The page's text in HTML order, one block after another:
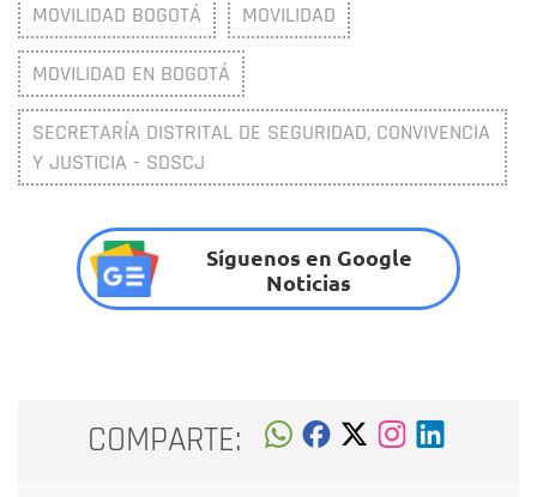
MOVILIDAD BOGOTÁ MOVILIDAD
MOVILIDAD EN BOGOTÁ
SECRETARÍA DISTRITAL DE SEGURIDAD, CONVIVENCIA
Y JUSTICIA - SDSCJ
Síguenos en Google
Noticias
COMPARTE: